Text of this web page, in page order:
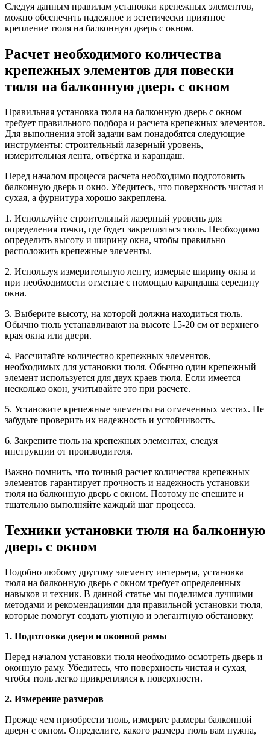
Следуя данным правилам установки крепежных элементов,
можно обеспечить надежное и эстетически приятное
крепление тюля на балконную дверь с окном.
Расчет необходимого количества
крепежных элементов для повески
тюля на балконную дверь с окном
Правильная установка тюля на балконную дверь с окном
требует правильного подбора и расчета крепежных элементов.
Для выполнения этой задачи вам понадобятся следующие
инструменты: строительный лазерный уровень,
измерительная лента, отвёртка и карандаш.
Перед началом процесса расчета необходимо подготовить
балконную дверь и окно. Убедитесь, что поверхность чистая и
сухая, а фурнитура хорошо закреплена.
1. Используйте строительный лазерный уровень для
определения точки, где будет закрепляться тюль. Необходимо
определить высоту и ширину окна, чтобы правильно
расположить крепежные элементы.
2. Используя измерительную ленту, измерьте ширину окна и
при необходимости отметьте с помощью карандаша середину
окна.
3. Выберите высоту, на которой должна находиться тюль.
Обычно тюль устанавливают на высоте 15-20 см от верхнего
края окна или двери.
4. Рассчитайте количество крепежных элементов,
необходимых для установки тюля. Обычно один крепежный
элемент используется для двух краев тюля. Если имеется
несколько окон, учитывайте это при расчете.
5. Установите крепежные элементы на отмеченных местах. Не
забудьте проверить их надежность и устойчивость.
6. Закрепите тюль на крепежных элементах, следуя
инструкции от производителя.
Важно помнить, что точный расчет количества крепежных
элементов гарантирует прочность и надежность установки
тюля на балконную дверь с окном. Поэтому не спешите и
тщательно выполняйте каждый шаг процесса.
Техники установки тюля на балконную
дверь с окном
Подобно любому другому элементу интерьера, установка
тюля на балконную дверь с окном требует определенных
навыков и техник. В данной статье мы поделимся лучшими
методами и рекомендациями для правильной установки тюля,
которые помогут создать уютную и элегантную обстановку.
1. Подготовка двери и оконной рамы
Перед началом установки тюля необходимо осмотреть дверь и
оконную раму. Убедитесь, что поверхность чистая и сухая,
чтобы тюль легко прикреплялся к поверхности.
2. Измерение размеров
Прежде чем приобрести тюль, измерьте размеры балконной
двери с окном. Определите, какого размера тюль вам нужна,